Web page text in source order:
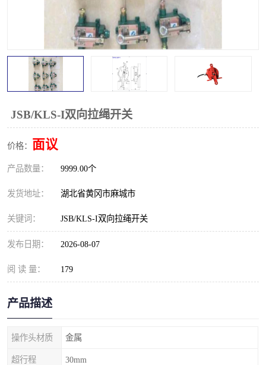
JSB/KLS-I双向拉绳开关
价格： 面议
产品数量： 9999.00个
发货地址： 湖北省黄冈市麻城市
关键词： JSB/KLS-I双向拉绳开关
发布日期： 2026-08-07
阅 读 量： 179
产品描述
操作头材质 金属
超行程 30mm
拉绳开关
打滑开关
撕裂开关
限位开关 速度检测器
速度传感器